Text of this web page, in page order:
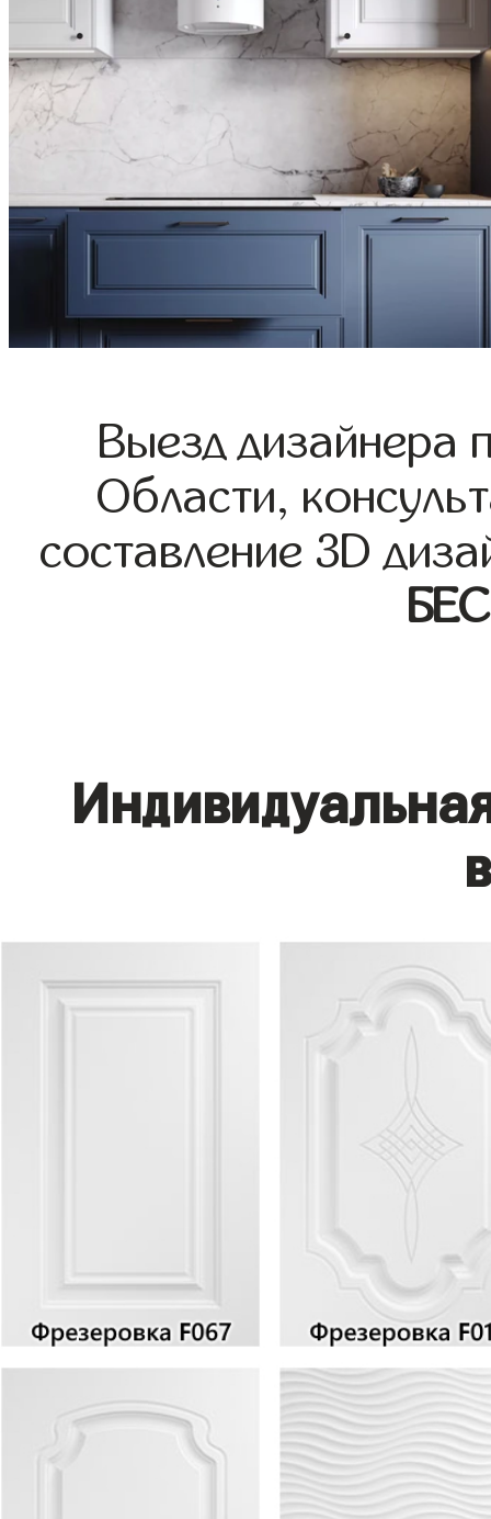
Выезд дизайнера
Области,
составление 3D